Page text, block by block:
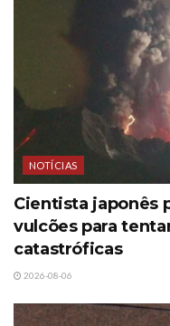
NOTÍCIAS
Cientista japonês
vulcões para
catastróficas
2026-08-06